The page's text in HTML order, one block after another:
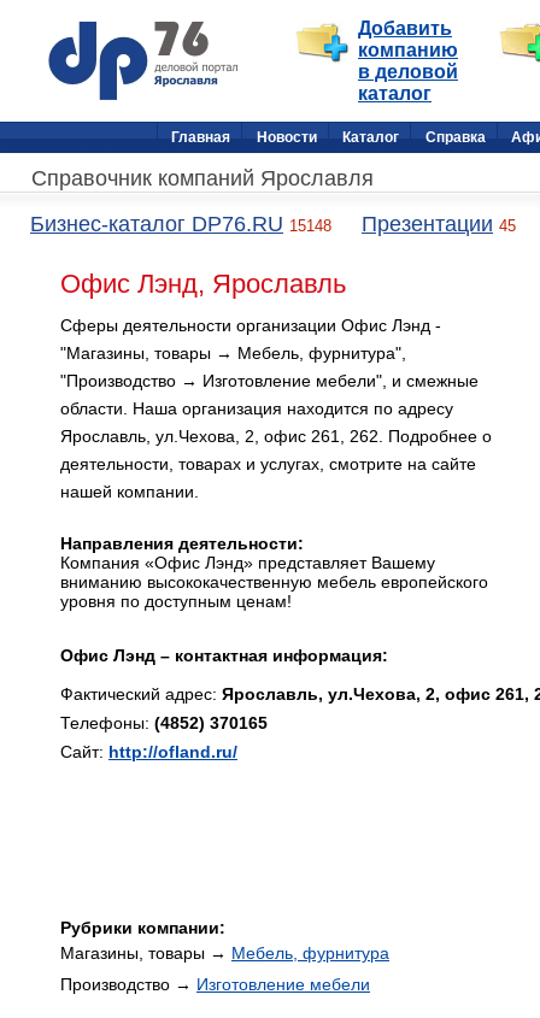
Добавить
компанию
в деловой
каталог
Главная Новости Каталог Справка
Справочник компаний Ярославля
Бизнес-каталог DP76.RU 15148 Презентации 45
Офис Лэнд, Ярославль
Сферы деятельности организации Офис Лэнд -
"Магазины, товары → Мебель, фурнитура",
"Производство → Изготовление мебели", и смежные
области. Наша организация находится по адресу
Ярославль, ул.Чехова, 2, офис 261, 262. Подробнее о
деятельности, товарах и услугах, смотрите на сайте
нашей компании.
Направления деятельности:
Компания «Офис Лэнд» представляет Вашему
вниманию высококачественную мебель европейского
уровня по доступным ценам!
Офис Лэнд – контактная информация:
Фактический адрес: Ярославль, ул.Чехова, 2, офис 261,
Телефоны: (4852) 370165
Сайт: http://ofland.ru/
Рубрики компании:
Магазины, товары → Мебель, фурнитура
Производство → Изготовление мебели